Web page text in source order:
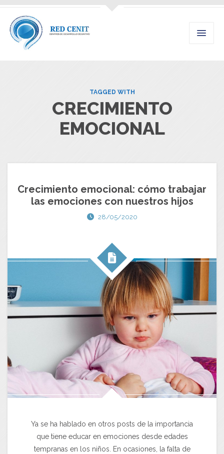
TAGGED WITH
CRECIMIENTO
EMOCIONAL
Crecimiento emocional: cómo trabajar
las emociones con nuestros hijos
28/05/2020
Ya se ha hablado en otros posts de la importancia
que tiene educar en emociones desde edades
tempranas en los niños. En ocasiones, la falta de